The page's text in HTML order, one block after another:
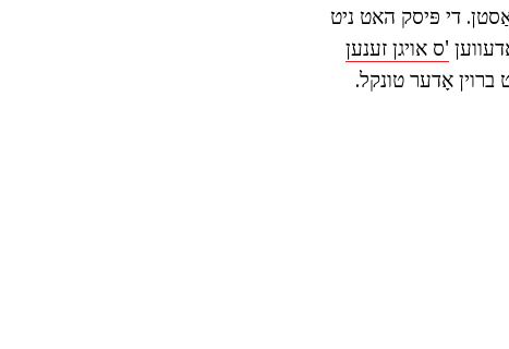
די פּיסק האט ניט
'ס אויגן זענען
ברוין אָדער טונקל.